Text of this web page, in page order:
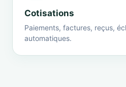
Cotisations
Paiements, factures, reçus,
automatiques.